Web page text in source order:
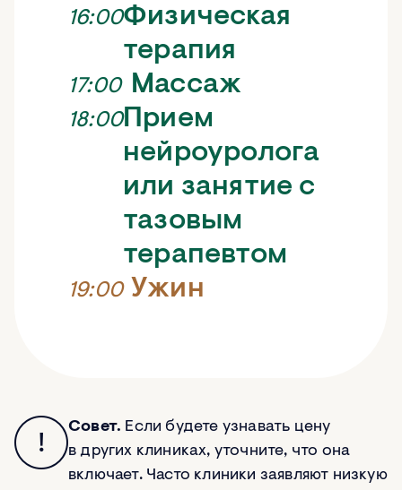
16:00Физическая
терапия
17:00 Массаж
18:00Прием
нейроуролога
или занятие с
тазовым
терапевтом
19:00 Ужин
Совет. Если будете узнавать цену
в других клиниках, уточните, что она
включает. Часто клиники заявляют низкую